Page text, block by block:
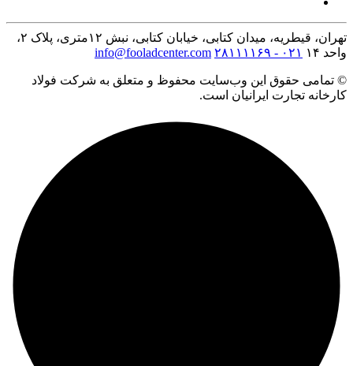
تهران، قیطریه، میدان کتابی، خیابان کتابی، نبش ۱۲متری، پلاک ۲،
واحد ۱۴
۰۲۱ - ۲۸۱۱۱۱۶۹ info@fooladcenter.com
© تمامی حقوق این وب‌سایت محفوظ و متعلق به شرکت فولاد
کارخانه تجارت ایرانیان است.